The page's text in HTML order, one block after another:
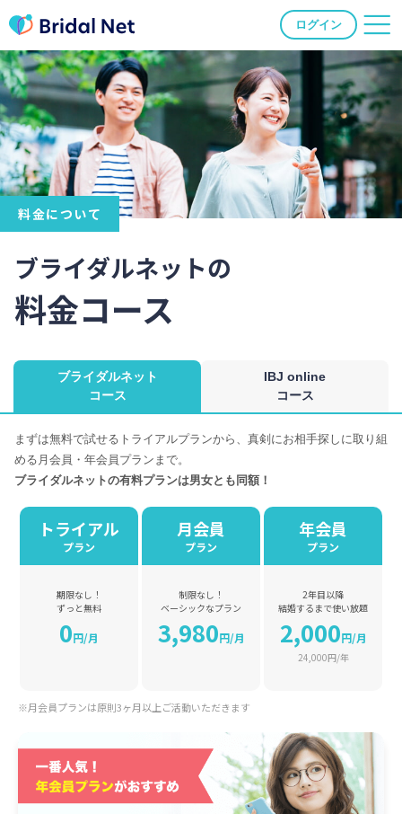
ログイン
料金について
ブライダルネットの
料金コース
ブライダルネット
コース
IBJ online
コース
まずは無料で試せるトライアルプランから、真剣にお相手探しに取り組
める月会員・年会員プランまで。
ブライダルネットの有料プランは男女とも同額！
トライアル
プラン
期限なし！
ずっと無料
0円/月
月会員
プラン
制限なし！
ベーシックなプラン
3,980円/月
年会員
プラン
2年目以降
結婚するまで使い放題
2,000円/月
24,000円/年
※月会員プランは原則3ヶ月以上ご活動いただきます